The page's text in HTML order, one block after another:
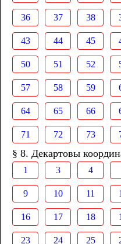
36 37 38
43 44 45
50 51 52
57 58 59
64 65 66
71 72 73
§ 8. Декартовы
1 3 4
9 10 11
16 17 18
23 24 25